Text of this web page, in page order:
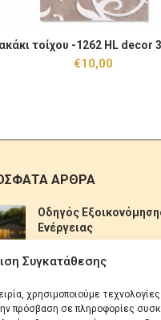
Συγκατάθεσης
χρησιμοποιούμε
πρόσβαση σε πληροφορίες
τοίχου -1262 HL decor
€10,00
ΑΡΘΡΑ
Οδηγός
Ενέργειας
Πως να επιλέξετε
θερμοσίφωνα